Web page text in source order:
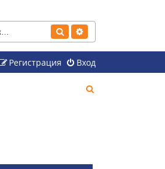
Поиск
Вход
Регистрация